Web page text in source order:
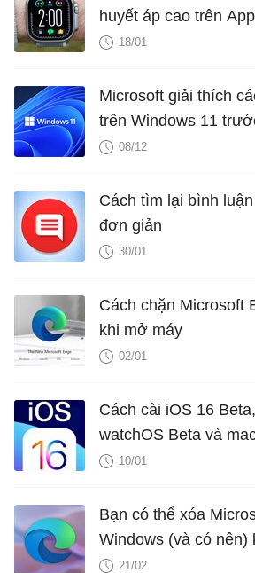
huyết áp cao trên
2025?
18/01
Microsoft giải thích
trên Windows 11
08/12
Cách tìm lại bình
đơn giản
30/01
Cách chặn Microsoft
khi mở máy
02/01
Cách cài iOS 16
watchOS Beta và
10/01
Bạn có thể xóa
Windows (và có nên)
21/02